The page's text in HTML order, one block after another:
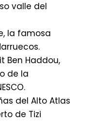
valle del
la famosa
Ben Haddou,
de la
del Alto Atlas
de Tizi